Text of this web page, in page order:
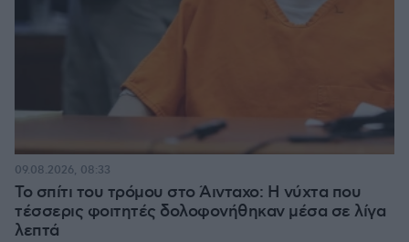
Το σπίτι του τρόμου στο Άινταχο: Η νύχτα που
τέσσερις φοιτητές δολοφονήθηκαν μέσα σε λίγα
λεπτά
09.08.2026, 08:33